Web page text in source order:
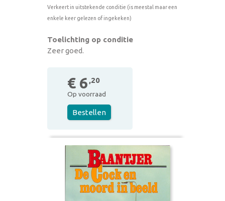
Verkeert in uitstekende conditie (is meestal maar een
enkele keer gelezen of ingekeken)
Toelichting op conditie
Zeer goed.
€ 6 ,20
Op voorraad
Bestellen